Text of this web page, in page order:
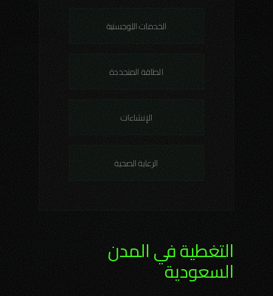
الخدمات اللوجستية
الطاقة المتجددة
الإنشاءات
الرعاية الصحية
التغطية في المدن
السعودية